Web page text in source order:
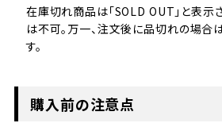
在庫切れ商品は「SOLD OUT」と表示
は不可。万一、注文後に品切れの場合
す。
購入前の注意点